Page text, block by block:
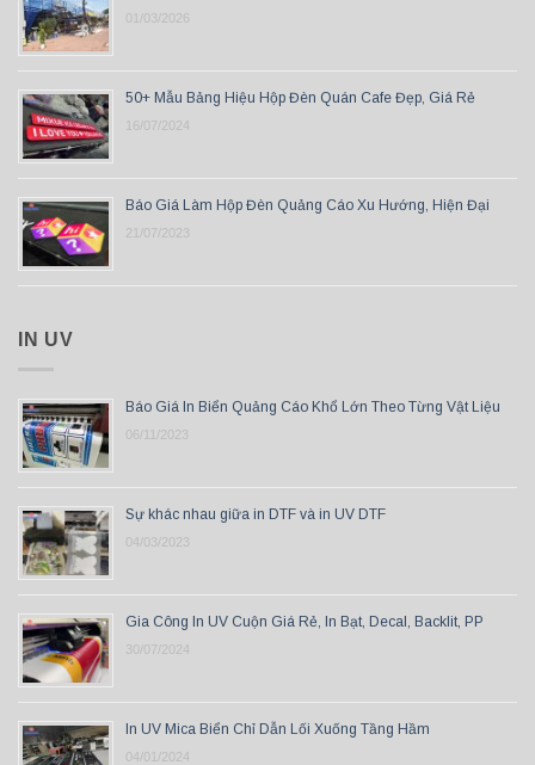
01/03/2026
50+ Mẫu Bảng Hiệu Hộp Đèn Quán Cafe Đẹp, Giá Rẻ
16/07/2024
Báo Giá Làm Hộp Đèn Quảng Cáo Xu Hướng, Hiện Đại
21/07/2023
IN UV
Báo Giá In Biển Quảng Cáo Khổ Lớn Theo Từng Vật Liệu
06/11/2023
Sự khác nhau giữa in DTF và in UV DTF
04/03/2023
Gia Công In UV Cuộn Giá Rẻ, In Bạt, Decal, Backlit, PP
30/07/2024
In UV Mica Biển Chỉ Dẫn Lối Xuống Tầng Hầm
04/01/2024